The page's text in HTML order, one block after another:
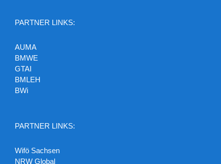
PARTNER LINKS:
AUMA
BMWE
GTAI
BMLEH
BWi
PARTNER LINKS:
Wifö Sachsen
NRW Global